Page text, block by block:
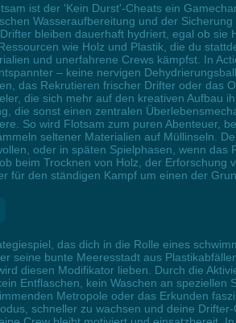
ist der 'Kein Durst'-Cheats ein
Wasseraufbereitung und der
bleiben dauerhaft hydriert, egal ob
wie Holz und Plastik, die du
und unerfahrene Crews kämpfst. In
– keine nervigen
das Rekrutieren frischer Drifter oder das
die sich mehr auf den kreativen
die sonst einen zentralen
So wird Flotsam zum puren Abenteuer,
seltener Materialien auf Müllinseln.
oder in späten Spielphasen, wenn
beim Trocknen von Holz, der
für den ständigen Kampf um einen der
das dich in die Rolle eines
seine bunte Meeresstadt aus
diesen Modifikator lieben. Durch die
Entflaschen, kein Waschen an
Metropole oder das Erkunden
schneller zu wachsen und deine